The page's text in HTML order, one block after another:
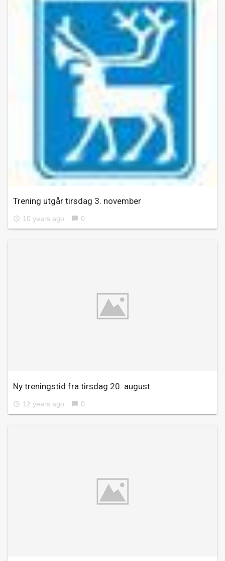
Trening utgår tirsdag 3. november
access_time 10 years ago chat_bubble 0
Ny treningstid fra tirsdag 20. august
access_time 12 years ago chat_bubble 0